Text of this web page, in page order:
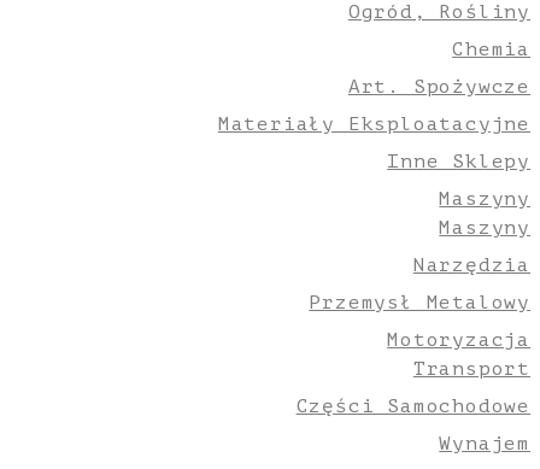
Ogród, Rośliny
Chemia
Art. Spożywcze
Materiały Eksploatacyjne
Inne Sklepy
Maszyny
Maszyny
Narzędzia
Przemysł Metalowy
Motoryzacja
Transport
Części Samochodowe
Wynajem